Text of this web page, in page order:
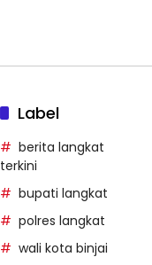
Label
berita langkat
terkini
bupati langkat
polres langkat
wali kota binjai